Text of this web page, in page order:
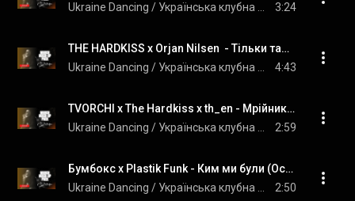
3:24
THE HARDKISS x Orjan Nilsen  - Тільки там (Ocean Dee Edit)
4:43
TVORCHI x The Hardkiss x th_en - Мрійники (Ocean Dee Edit)
2:59
Бумбокс x Plastik Funk - Ким ми були (Ocean Dee Edit)
2:50